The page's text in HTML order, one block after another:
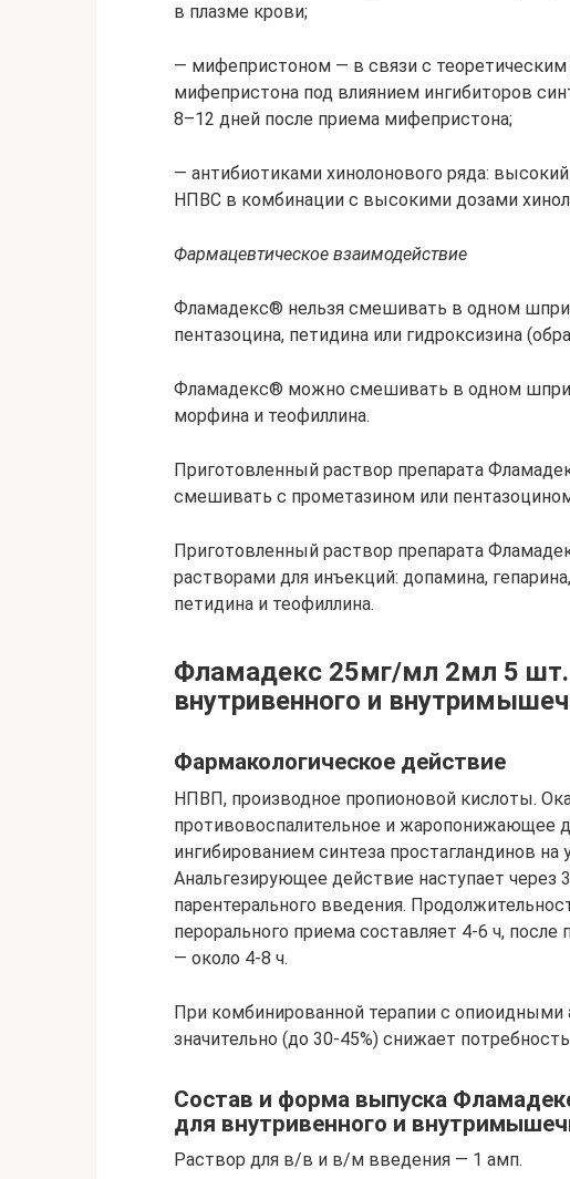
в плазме крови;
— мифепристоном — в связи с
мифепристона под влиянием ингибиторов
8–12 дней после приема мифепристона;
— антибиотиками хинолонового ряда:
НПВС в комбинации с высокими дозами
Фармацевтическое взаимодействие
Фламадекс® нельзя смешивать в одном
пентазоцина, петидина или гидроксизина
Фламадекс® можно смешивать в одном
морфина и теофиллина.
Приготовленный раствор препарата
смешивать с прометазином или
Приготовленный раствор препарата
растворами для инъекций: допамина,
петидина и теофиллина.
Фламадекс 25мг/мл 2мл 5 шт.
внутривенного и
Фармакологическое действие
НПВП, производное пропионовой кислоты.
противовоспалительное и жаропонижающее
ингибированием синтеза простагландинов
Анальгезирующее действие наступает через
парентерального введения.
перорального приема составляет 4-6 ч,
— около 4-8 ч.
При комбинированной терапии с опиоидными
значительно (до 30-45%) снижает
Состав и форма выпуска
для внутривенного и
Раствор для в/в и в/м введения — 1 амп.